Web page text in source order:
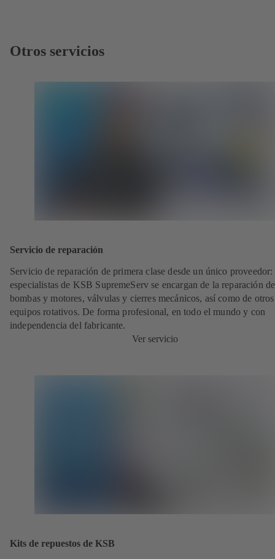
Otros servicios
Servicio de reparación
Servicio de reparación de primera clase desde un único proveedor:
especialistas de KSB SupremeServ se encargan de la reparación
bombas y motores, válvulas y cierres mecánicos, así como de otros
equipos rotativos. De forma profesional, en todo el mundo y con
independencia del fabricante.
Ver servicio
Kits de repuestos de KSB